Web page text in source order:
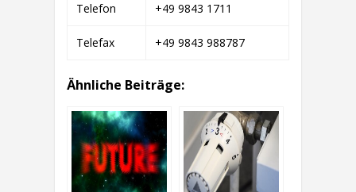
Telefon +49 9843 1711
Telefax +49 9843 988787
Ähnliche Beiträge: